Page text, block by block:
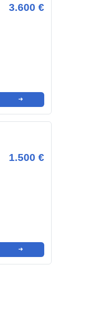
3.600 €
➜
1.500 €
➜